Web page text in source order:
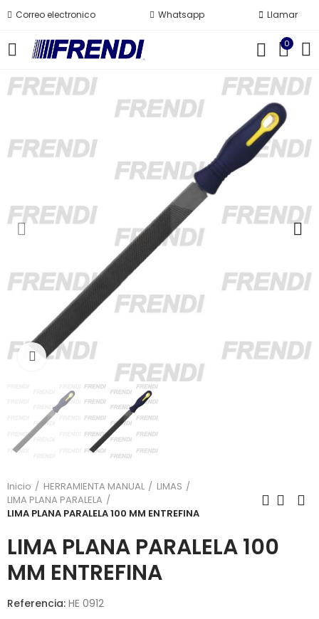
Correo electronico Whatsapp Llamar
0
Click para agrandar
Inicio HERRAMIENTA MANUAL
LIMAS
LIMA PLANA PARALELA
LIMA PLANA PARALELA 100 MM ENTREFINA
LIMA PLANA PARALELA 100
MM ENTREFINA
Referencia: HE 0912